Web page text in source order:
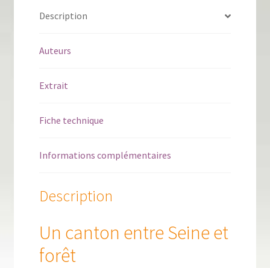
Marly
Description
Auteurs
Extrait
Fiche technique
Informations complémentaires
Description
Un canton entre Seine et
forêt